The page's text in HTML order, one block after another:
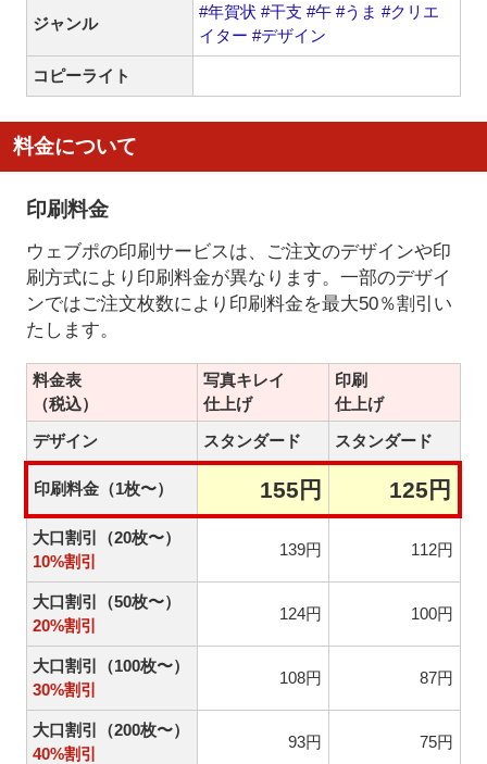
ジャンル
#年賀状 #干支 #午 #うま #クリエ
イター #デザイン
コピーライト
料金について
印刷料金
ウェブポの印刷サービスは、ご注文のデザインや印
刷方式により印刷料金が異なります。一部のデザイ
ンではご注文枚数により印刷料金を最大50％割引い
たします。
料金表
（税込）
写真キレイ
仕上げ
印刷
仕上げ
デザイン
スタンダード スタンダード
印刷料金（1枚〜） 155円 125円
大口割引（20枚〜）
10%割引
139円 112円
大口割引（50枚〜）
20%割引
124円 100円
大口割引（100枚〜）
30%割引
108円 87円
大口割引（200枚〜）
40%割引
93円 75円